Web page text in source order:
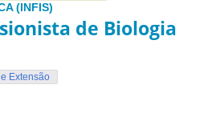
(INFIS)
de Biologia
Extensão